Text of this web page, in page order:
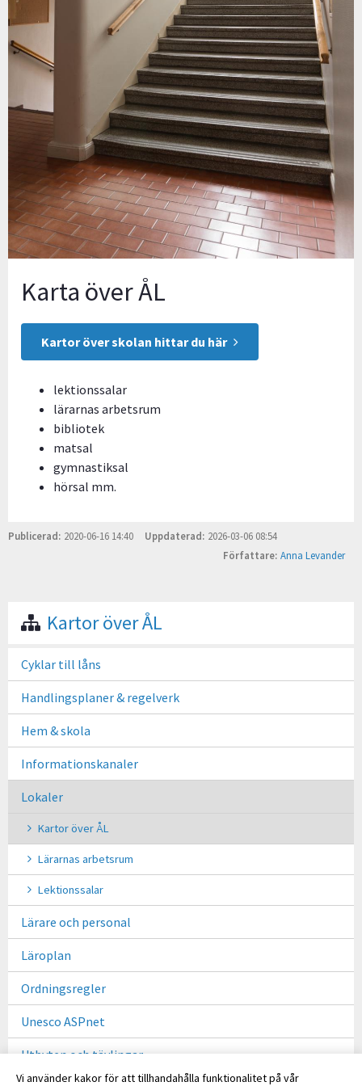
Karta över ÅL
Kartor över skolan hittar du här
lektionssalar
lärarnas arbetsrum
bibliotek
matsal
gymnastiksal
hörsal mm.
Publicerad 2020-06-16 14:40 Uppdaterad 2026-03-06 08:54
Författare Anna Levander
Kartor över ÅL
Cyklar till låns
Handlingsplaner & regelverk
Hem & skola
Informationskanaler
Lokaler
Kartor över ÅL
Lärarnas arbetsrum
Lektionssalar
Lärare och personal
Läroplan
Ordningsregler
Unesco ASPnet
Utbyten och tävlingar
Vi använder kakor för att tillhandahålla funktionalitet på vår